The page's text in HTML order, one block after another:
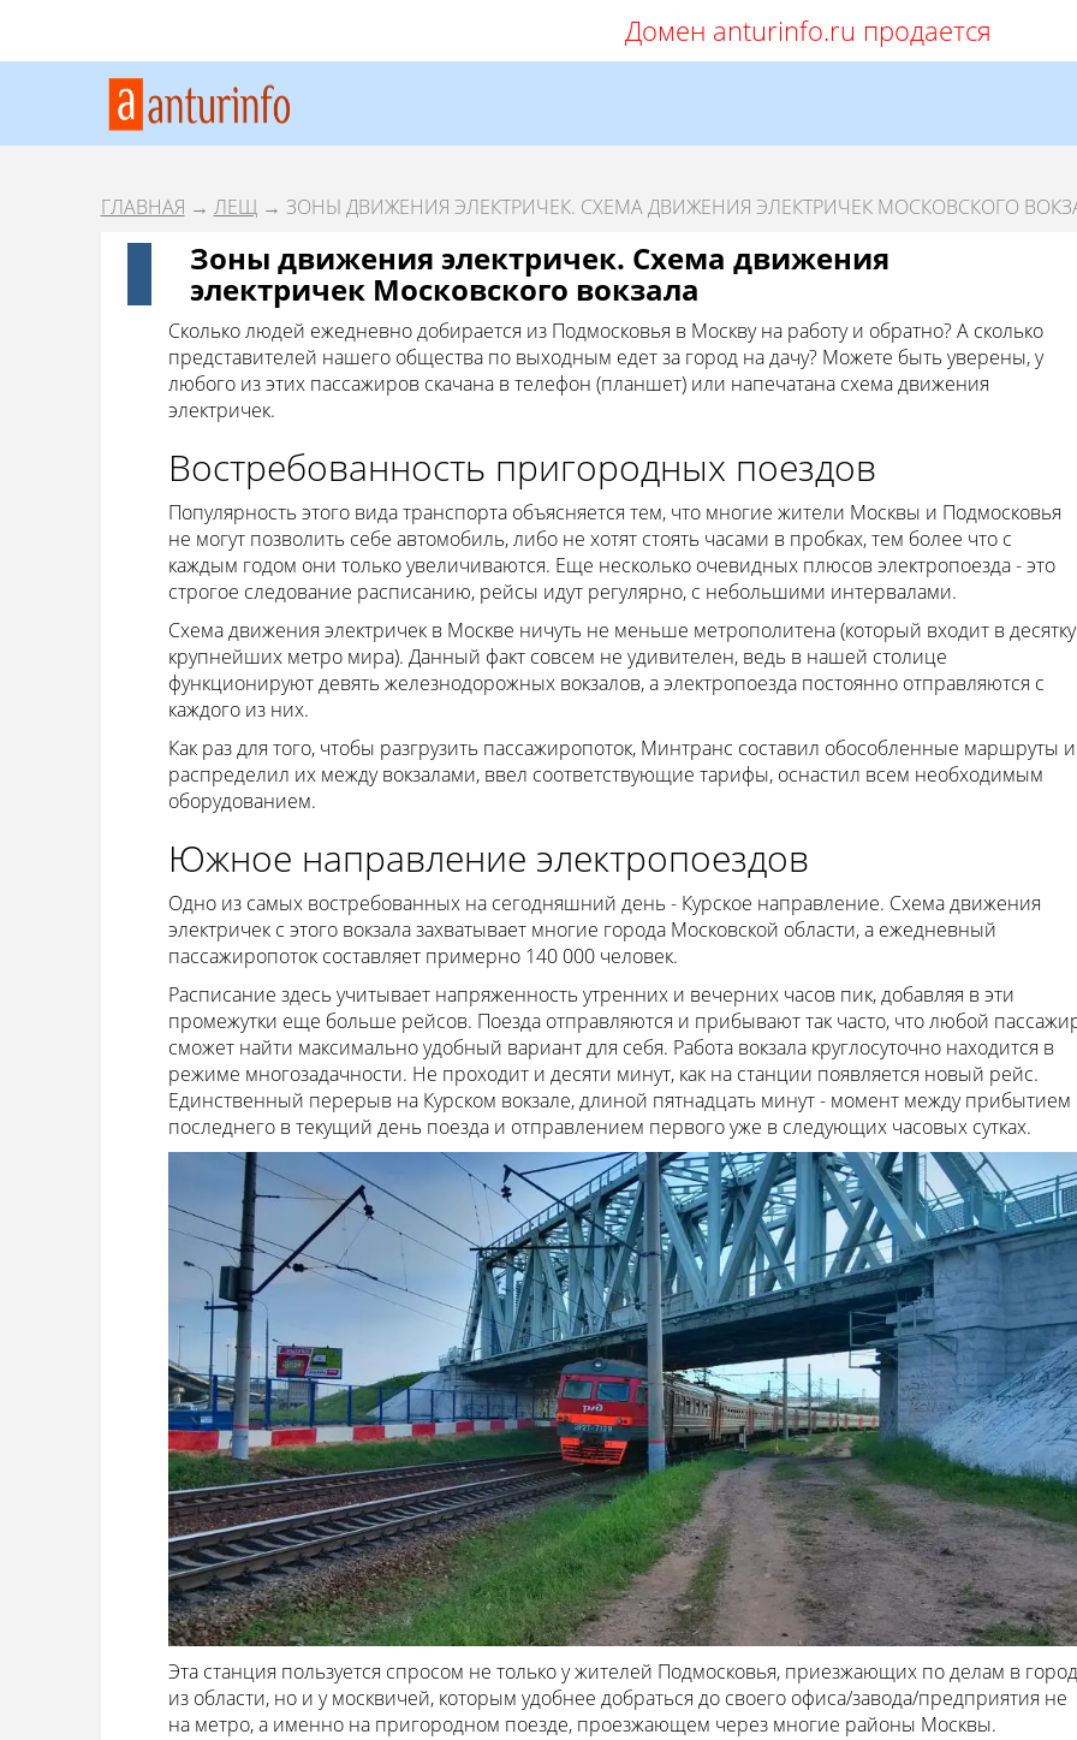
Домен anturinfo.ru продается
ГЛАВНАЯ → ЛЕЩ → ЗОНЫ ДВИЖЕНИЯ ЭЛЕКТРИЧЕК. СХЕМА ДВИЖЕНИЯ ЭЛЕКТРИЧЕК МОСКОВСКОГО
Зоны движения электричек. Схема движения
электричек Московского вокзала
Сколько людей ежедневно добирается из Подмосковья в Москву на работу и обратно? А сколько
представителей нашего общества по выходным едет за город на дачу? Можете быть уверены, у
любого из этих пассажиров скачана в телефон (планшет) или напечатана схема движения
электричек.
Востребованность пригородных поездов
Популярность этого вида транспорта объясняется тем, что многие жители Москвы и Подмосковья
не могут позволить себе автомобиль, либо не хотят стоять часами в пробках, тем более что с
каждым годом они только увеличиваются. Еще несколько очевидных плюсов электропоезда - это
строгое следование расписанию, рейсы идут регулярно, с небольшими интервалами.
Схема движения электричек в Москве ничуть не меньше метрополитена (который входит в десятку
крупнейших метро мира). Данный факт совсем не удивителен, ведь в нашей столице
функционируют девять железнодорожных вокзалов, а электропоезда постоянно отправляются с
каждого из них.
Как раз для того, чтобы разгрузить пассажиропоток, Минтранс составил обособленные маршруты и
распределил их между вокзалами, ввел соответствующие тарифы, оснастил всем необходимым
оборудованием.
Южное направление электропоездов
Одно из самых востребованных на сегодняшний день - Курское направление. Схема движения
электричек с этого вокзала захватывает многие города Московской области, а ежедневный
пассажиропоток составляет примерно 140 000 человек.
Расписание здесь учитывает напряженность утренних и вечерних часов пик, добавляя в эти
промежутки еще больше рейсов. Поезда отправляются и прибывают так часто, что любой
сможет найти максимально удобный вариант для себя. Работа вокзала круглосуточно находится в
режиме многозадачности. Не проходит и десяти минут, как на станции появляется новый рейс.
Единственный перерыв на Курском вокзале, длиной пятнадцать минут - момент между прибытием
последнего в текущий день поезда и отправлением первого уже в следующих часовых сутках.
Эта станция пользуется спросом не только у жителей Подмосковья, приезжающих по делам в город
из области, но и у москвичей, которым удобнее добраться до своего офиса/завода/предприятия не
на метро, а именно на пригородном поезде, проезжающем через многие районы Москвы.